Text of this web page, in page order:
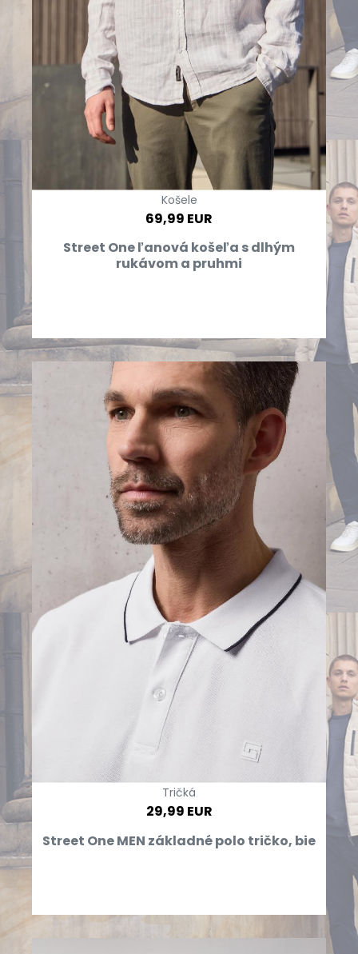
Košele
69,99 EUR
Street One ľanová košeľa s dlhým
rukávom a pruhmi
Tričká
29,99 EUR
Street One MEN základné polo tričko, bie